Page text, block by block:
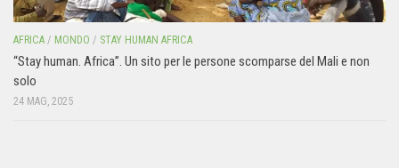
AFRICA / MONDO / STAY HUMAN AFRICA
“Stay human. Africa”. Un sito per le persone scomparse del Mali e non
solo
24 MAG, 2025